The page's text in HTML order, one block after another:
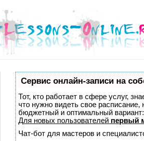
Сервис онлайн-записи на
Тот, кто работает в сфере услуг,
что нужно видеть свое
бюджетный и оптимальный
Для новых пользователей первый
Чат-бот для мастеров и